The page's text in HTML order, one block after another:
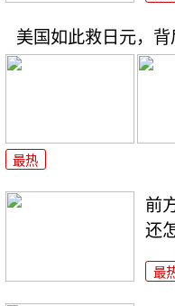
美国如此救日元，背
最热
前
还
最